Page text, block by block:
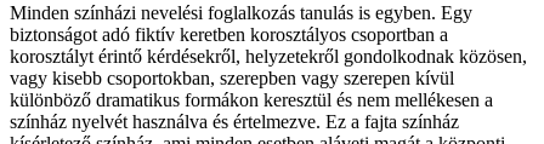
Minden színházi nevelési foglalkozás tanulás is egyben. Egy
biztonságot adó fiktív keretben korosztályos csoportban a
korosztályt érintő kérdésekről, helyzetekről gondolkodnak közösen,
vagy kisebb csoportokban, szerepben vagy szerepen kívül
különböző dramatikus formákon keresztül és nem mellékesen a
színház nyelvét használva és értelmezve. Ez a fajta színház